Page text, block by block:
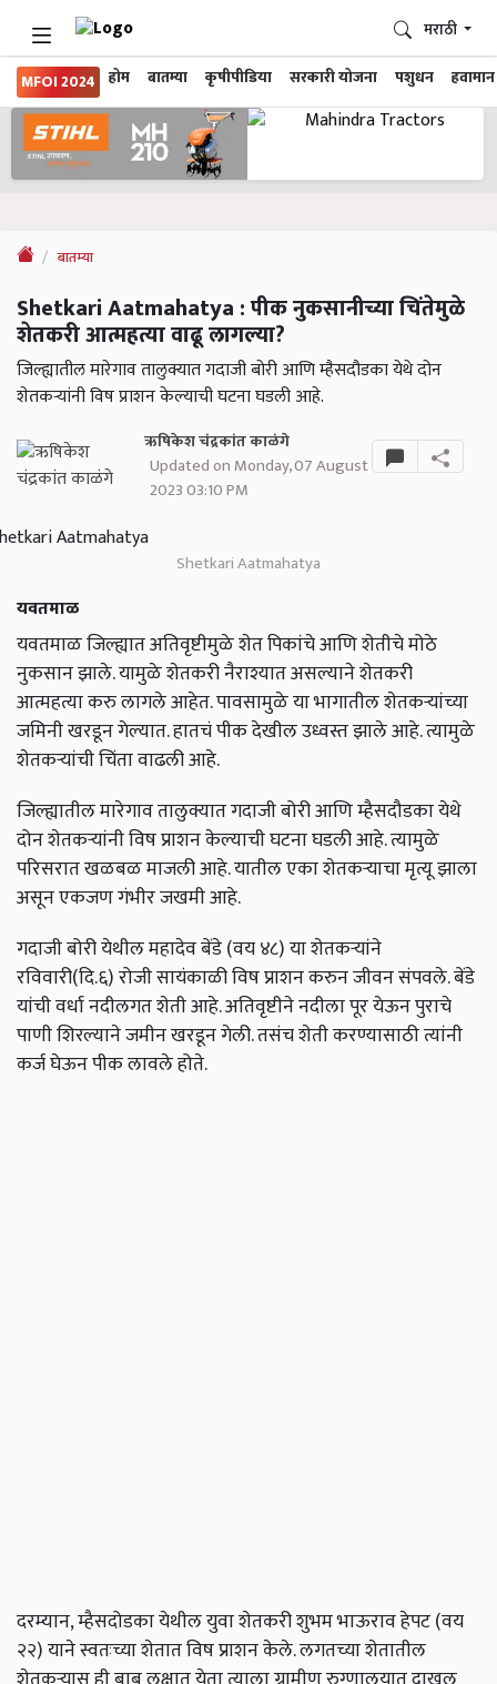
MFOI 2024 होम बातम्या कृषीपीडिया सरकारी योजना पशुधन हवामान
मराठी
बातम्या
Shetkari Aatmahatya : पीक नुकसानीच्या चिंतेमुळे
शेतकरी आत्महत्या वाढू लागल्या?
जिल्ह्यातील मारेगाव तालुक्यात गदाजी बोरी आणि म्हैसदौडका येथे दोन
शेतकऱ्यांनी विष प्राशन केल्याची घटना घडली आहे.
ऋषिकेश चंद्रकांत काळंगे
Updated on Monday, 07 August
2023 03:10 PM
Shetkari Aatmahatya
यवतमाळ
यवतमाळ जिल्ह्यात अतिवृष्टीमुळे शेत पिकांचे आणि शेतीचे मोठे
नुकसान झाले. यामुळे शेतकरी नैराश्यात असल्याने शेतकरी
आत्महत्या करु लागले आहेत. पावसामुळे या भागातील शेतकऱ्यांच्या
जमिनी खरडून गेल्यात. हातचं पीक देखील उध्वस्त झाले आहे. त्यामुळे
शेतकऱ्यांची चिंता वाढली आहे.
जिल्ह्यातील मारेगाव तालुक्यात गदाजी बोरी आणि म्हैसदौडका येथे
दोन शेतकऱ्यांनी विष प्राशन केल्याची घटना घडली आहे. त्यामुळे
परिसरात खळबळ माजली आहे. यातील एका शेतकऱ्याचा मृत्यू झाला
असून एकजण गंभीर जखमी आहे.
गदाजी बोरी येथील महादेव बेंडे (वय ४८) या शेतकऱ्यांने
रविवारी(दि.६) रोजी सायंकाळी विष प्राशन करुन जीवन संपवले. बेंडे
यांची वर्धा नदीलगत शेती आहे. अतिवृष्टीने नदीला पूर येऊन पुराचे
पाणी शिरल्याने जमीन खरडून गेली. तसंच शेती करण्यासाठी त्यांनी
कर्ज घेऊन पीक लावले होते.
दरम्यान, म्हैसदोडका येथील युवा शेतकरी शुभम भाऊराव हेपट (वय
२२) याने स्वतःच्या शेतात विष प्राशन केले. लगतच्या शेतातील